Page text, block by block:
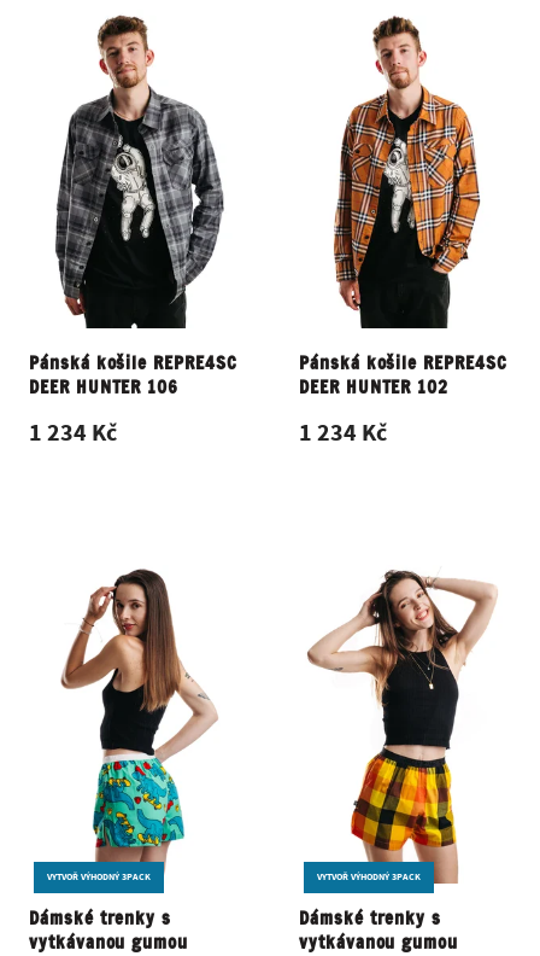
Pánská košile REPRE4SC
DEER HUNTER 106
1 234 Kč
Pánská košile REPRE4SC
DEER HUNTER 102
1 234 Kč
VYTVOŘ VÝHODNÝ 3PACK
Dámské trenky s
vytkávanou gumou
VYTVOŘ VÝHODNÝ 3PACK
Dámské trenky s
vytkávanou gumou